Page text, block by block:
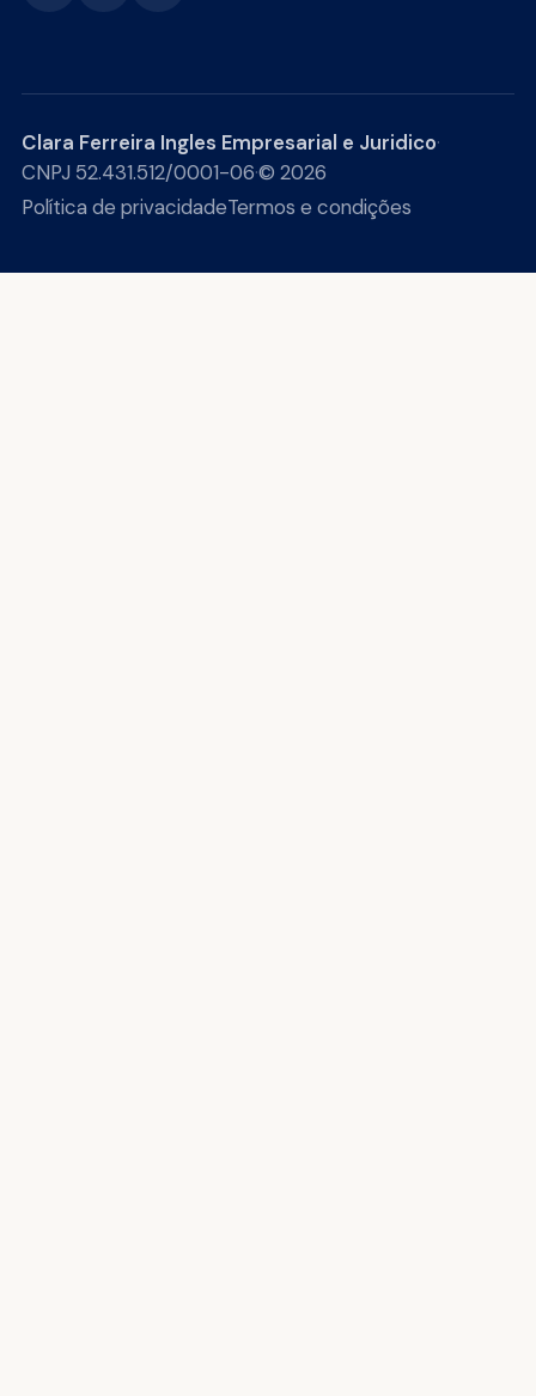
Clara Ferreira Ingles Empresarial e Juridico·
CNPJ 52.431.512/0001-06·© 2026
Política de privacidadeTermos e condições